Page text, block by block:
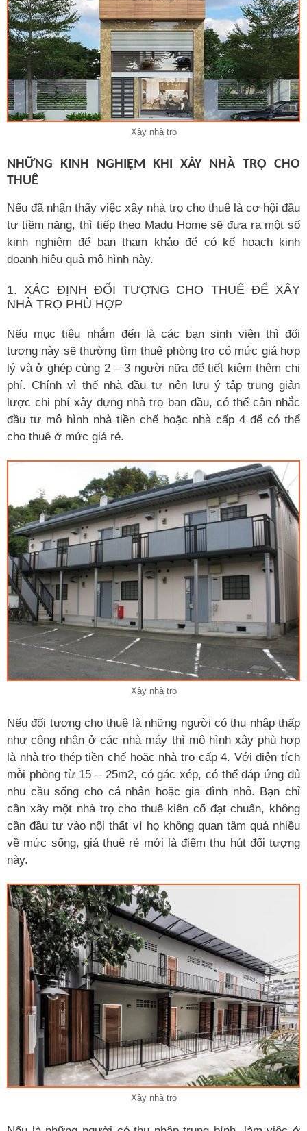
Xây nhà trọ
NHỮNG KINH NGHIỆM KHI XÂY NHÀ TRỌ CHO
THUÊ
Nếu đã nhận thấy việc xây nhà trọ cho thuê là cơ hội đầu
tư tiềm năng, thì tiếp theo Madu Home sẽ đưa ra một số
kinh nghiệm để bạn tham khảo để có kế hoạch kinh
doanh hiệu quả mô hình này.
1. XÁC ĐỊNH ĐỐI TƯỢNG CHO THUÊ ĐỂ XÂY
NHÀ TRỌ PHÙ HỢP
Nếu mục tiêu nhắm đến là các bạn sinh viên thì đối
tượng này sẽ thường tìm thuê phòng trọ có mức giá hợp
lý và ở ghép cùng 2 – 3 người nữa để tiết kiệm thêm chi
phí. Chính vì thế nhà đầu tư nên lưu ý tập trung giản
lược chi phí xây dựng nhà trọ ban đầu, có thể cân nhắc
đầu tư mô hình nhà tiền chế hoặc nhà cấp 4 để có thể
cho thuê ở mức giá rẻ.
Xây nhà trọ
Nếu đối tượng cho thuê là những người có thu nhập thấp
như công nhân ở các nhà máy thì mô hình xây phù hợp
là nhà trọ thép tiền chế hoặc nhà trọ cấp 4. Với diện tích
mỗi phòng từ 15 – 25m2, có gác xép, có thể đáp ứng đủ
nhu cầu sống cho cá nhân hoặc gia đình nhỏ. Bạn chỉ
cần xây một nhà trọ cho thuê kiên cố đạt chuẩn, không
cần đầu tư vào nội thất vì họ không quan tâm quá nhiều
về mức sống, giá thuê rẻ mới là điểm thu hút đối tượng
này.
Xây nhà trọ